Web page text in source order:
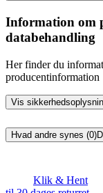
Information om
databehandling
Her finder du
producentinformation
Vis
Hvad andre synes (0)
Klik & Hent